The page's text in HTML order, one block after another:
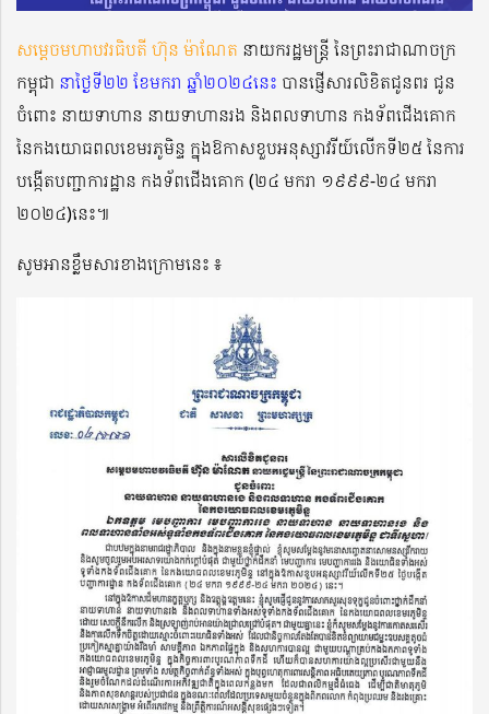
សម្តេចមហាបវរធិបតី ហ៊ុន ម៉ាណែត នាយករដ្ឋមន្ត្រី នៃព្រះរាជាណាចក្រ
កម្ពុជា នាថ្ងៃទី២២ ខែមករា ឆ្នាំ២០២៤នេះ បានផ្ញើសារលិខិតជូនពរ ជូន
ចំពោះ នាយទាហាន នាយទាហានរង និងពលទាហាន កងទ័ពជើងគោក
នៃកងយោធពលខេមរភូមិន្ទ ក្នុងឱកាសខួបអនុស្សាវរីយ៍លើកទី២៥ នៃការ
បង្កើតបញ្ជាការដ្ឋាន កងទ័ពជើងគោក (២៤ មករា ១៩៩៩-២៤ មករា
២០២៤)នេះ៕
សូមអានខ្លឹមសារខាងក្រោមនេះ ៖